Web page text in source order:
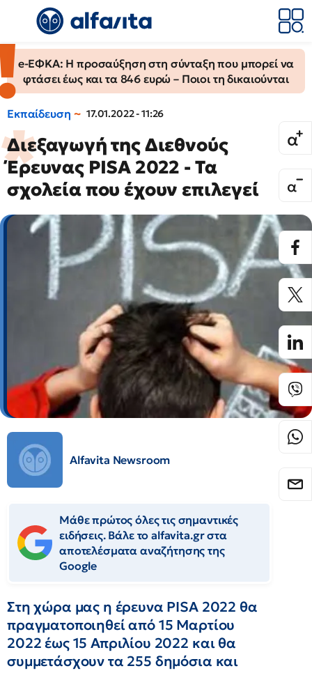
e-ΕΦΚΑ: Η προσαύξηση στη σύνταξη που μπορεί να
φτάσει έως και τα 846 ευρώ – Ποιοι τη δικαιούνται
Εκπαίδευση 17.01.2022 - 11:26
Διεξαγωγή της Διεθνούς
Έρευνας PISA 2022 - Τα
σχολεία που έχουν επιλεγεί
Alfavita Newsroom
Μάθε πρώτος όλες τις σημαντικές
ειδήσεις. Βάλε το alfavita.gr στα
αποτελέσματα αναζήτησης της
Google
Στη χώρα μας η έρευνα PISA 2022 θα
πραγματοποιηθεί από 15 Μαρτίου
2022 έως 15 Απριλίου 2022 και θα
συμμετάσχουν τα 255 δημόσια και